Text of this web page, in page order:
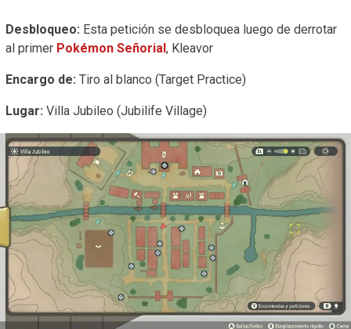
Desbloqueo: Esta petición se desbloquea luego de derrotar
al primer Pokémon Señorial , Kleavor
Encargo de: Tiro al blanco (Target Practice)
Lugar: Villa Jubileo (Jubilife Village)